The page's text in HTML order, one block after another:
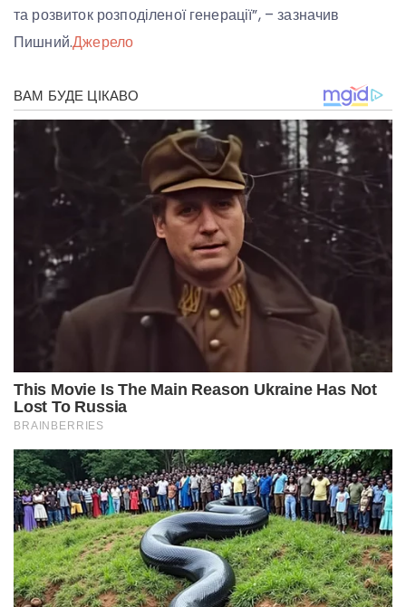
та розвиток розподіленої генерації”, – зазначив
Пишний.Джерело